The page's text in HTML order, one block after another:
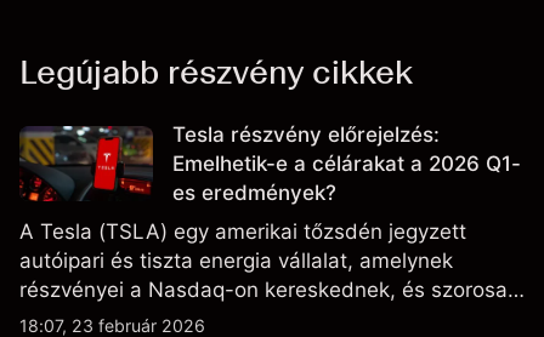
Legújabb részvény cikkek
Tesla részvény előrejelzés:
Emelhetik-e a célárakat a 2026 Q1-
es eredmények?
A Tesla (TSLA) egy amerikai tőzsdén jegyzett
autóipari és tiszta energia vállalat, amelynek
részvényei a Nasdaq-on kereskednek, és szorosan
figyelik az eredményteljesítményt, a szállítási
18:07, 23 február 2026